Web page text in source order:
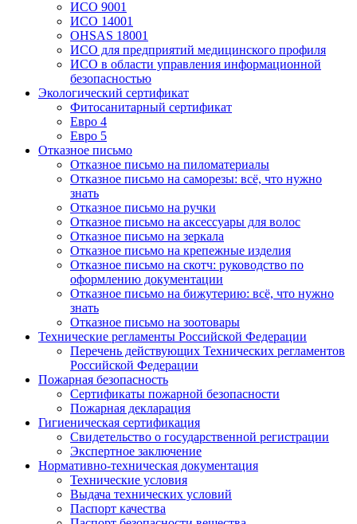
ИСО 9001
ИСО 14001
OHSAS 18001
ИСО для предприятий медицинского профиля
ИСО в области управления информационной
безопасностью
Экологический сертификат
Фитосанитарный сертификат
Евро 4
Евро 5
Отказное письмо
Отказное письмо на пиломатериалы
Отказное письмо на саморезы: всё, что нужно
знать
Отказное письмо на ручки
Отказное письмо на аксессуары для волос
Отказное письмо на зеркала
Отказное письмо на крепежные изделия
Отказное письмо на скотч: руководство по
оформлению документации
Отказное письмо на бижутерию: всё, что нужно
знать
Отказное письмо на зоотовары
Технические регламенты Российской Федерации
Перечень действующих Технических регламентов
Российской Федерации
Пожарная безопасность
Сертификаты пожарной безопасности
Пожарная декларация
Гигиеническая сертификация
Свидетельство о государственной регистрации
Экспертное заключение
Нормативно-техническая документация
Технические условия
Выдача технических условий
Паспорт качества